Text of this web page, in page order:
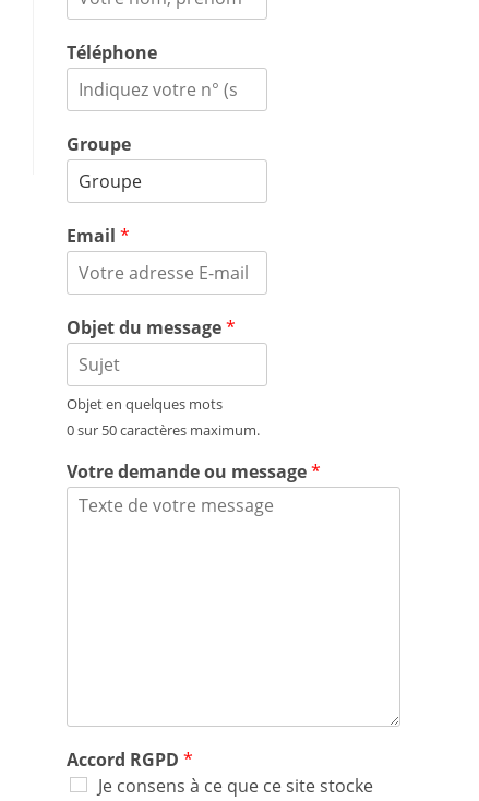
Téléphone
Groupe
Email *
Objet du message*
Objet en quelques mots
0 sur 50 caractères maximum.
Votre demande ou message*
Accord RGPD *
Je consens à ce que ce site stocke